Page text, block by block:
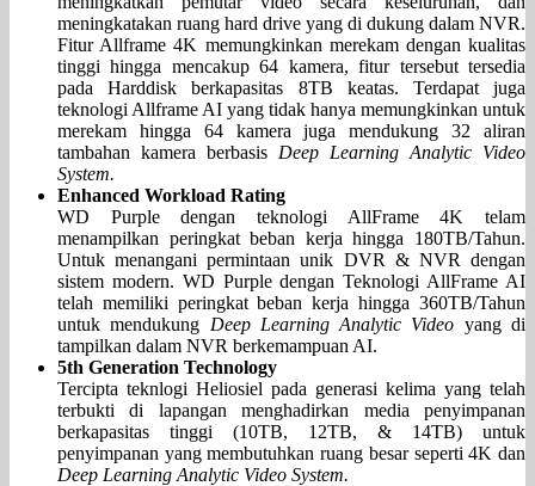
meningkatakan ruang hard drive yang di dukung dalam NVR.
Fitur Allframe 4K memungkinkan merekam dengan kualitas
tinggi hingga mencakup 64 kamera, fitur tersebut tersedia
pada Harddisk berkapasitas 8TB keatas. Terdapat juga
teknologi Allframe AI yang tidak hanya memungkinkan untuk
merekam hingga 64 kamera juga mendukung 32 aliran
tambahan kamera berbasis Deep Learning Analytic Video
System.
Enhanced Workload Rating
WD Purple dengan teknologi AllFrame 4K telam
menampilkan peringkat beban kerja hingga 180TB/Tahun.
Untuk menangani permintaan unik DVR & NVR dengan
sistem modern. WD Purple dengan Teknologi AllFrame AI
telah memiliki peringkat beban kerja hingga 360TB/Tahun
untuk mendukung Deep Learning Analytic Video yang di
tampilkan dalam NVR berkemampuan AI.
5th Generation Technology
Tercipta teknlogi Heliosiel pada generasi kelima yang telah
terbukti di lapangan menghadirkan media penyimpanan
berkapasitas tinggi (10TB, 12TB, & 14TB) untuk
penyimpanan yang membutuhkan ruang besar seperti 4K dan
Deep Learning Analytic Video System.